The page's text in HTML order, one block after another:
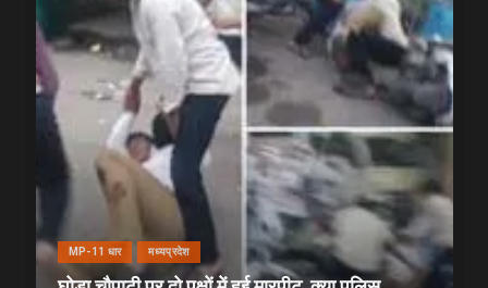
MP-11 धार मध्यप्रदेश